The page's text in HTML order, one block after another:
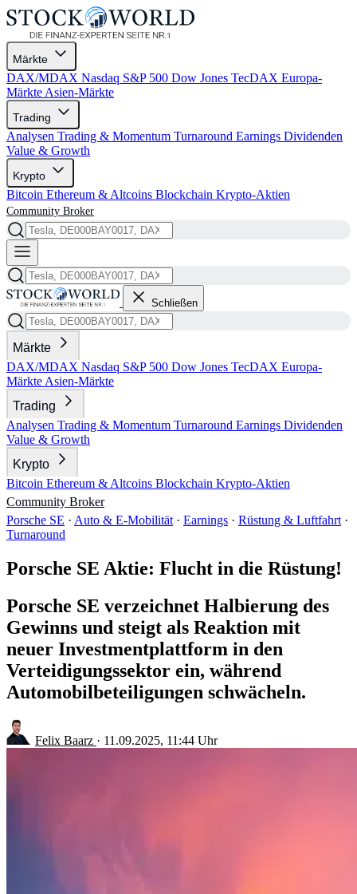
Märkte
DAX/MDAX Nasdaq S&P 500 Dow Jones TecDAX Europa-
Märkte Asien-Märkte
Trading
Analysen Trading & Momentum Turnaround Earnings Dividenden
Value & Growth
Krypto
Bitcoin Ethereum & Altcoins Blockchain Krypto-Aktien
Community Broker
Schließen
Märkte
DAX/MDAX Nasdaq S&P 500 Dow Jones TecDAX Europa-
Märkte Asien-Märkte
Trading
Analysen Trading & Momentum Turnaround Earnings Dividenden
Value & Growth
Krypto
Bitcoin Ethereum & Altcoins Blockchain Krypto-Aktien
Community Broker
Porsche SE · Auto & E-Mobilität · Earnings · Rüstung & Luftfahrt ·
Turnaround
Porsche SE Aktie: Flucht in die Rüstung!
Porsche SE verzeichnet Halbierung des
Gewinns und steigt als Reaktion mit
neuer Investmentplattform in den
Verteidigungssektor ein, während
Automobilbeteiligungen schwächeln.
Felix Baarz · 11.09.2025, 11:44 Uhr